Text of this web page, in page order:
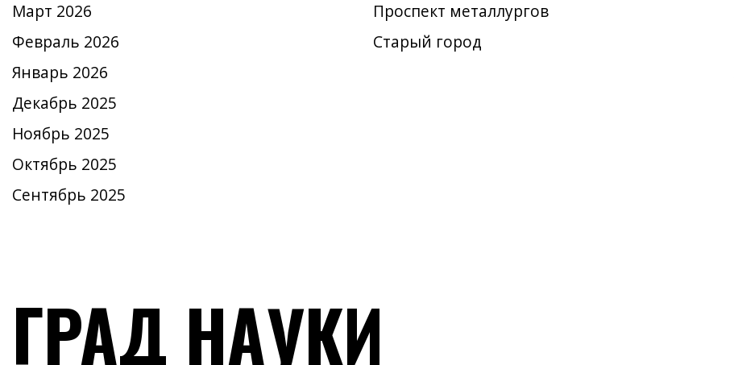
Март 2026
Февраль 2026
Январь 2026
Декабрь 2025
Ноябрь 2025
Октябрь 2025
Сентябрь 2025
Проспект металлургов
Старый город
ГРАД НАУКИ